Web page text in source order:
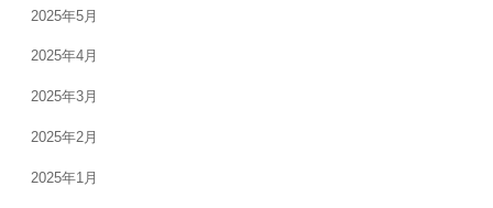
2025年5月
2025年4月
2025年3月
2025年2月
2025年1月